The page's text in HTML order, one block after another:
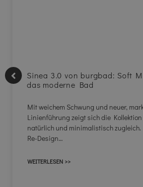
Sinea 3.0 von burgbad: Soft
das moderne Bad
Mit weichem Schwung und neuer,
Linienführung zeigt sich die Kollektion
natürlich und minimalistisch
Re-Design…
WEITERLESEN >>